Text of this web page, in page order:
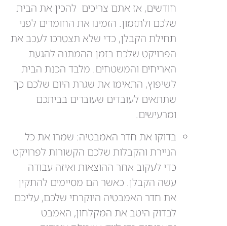
חודשים, אז אתם צריכים להכין את הבית
שלכם ולתזמון. הזמינו את החומרים לפני
תחילת הקבלן, כדי שלא תצטרכו לעכב את
הפרויקט שלכם בזמן ההמתנה להגעת
האריחים והמשטחים. מלבד הכנת הבית
לשיפוץ, התאימו את שגרת היום שלכם כך
שתתאים לעובדים שעוברים בביתכם
ומרעישים.
בדוקו את חדר האמבטיה: שמרו את כל
הניירת והקבלות שלכם הקשורות לפרויקט
כדי לעקוב אחר ההוצאות ואיזה עבודה
עשה הקבלן. כאשר הם מסיימים להתקין
את חדר האמבטיה היוקרתי שלכם, עליכם
לבדוק היטב את המקלחון, האמבט